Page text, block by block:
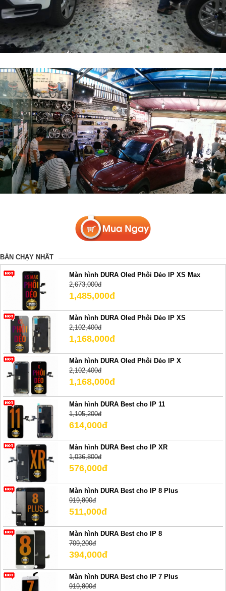
BÁN CHẠY NHẤT
Màn hình DURA Oled Phôi Dẻo IP XS Max
2,673,000đ
1,485,000đ
Màn hình DURA Oled Phôi Dẻo IP XS
2,102,400đ
1,168,000đ
Màn hình DURA Oled Phôi Dẻo IP X
2,102,400đ
1,168,000đ
Màn hình DURA Best cho IP 11
1,105,200đ
614,000đ
Màn hình DURA Best cho IP XR
1,036,800đ
576,000đ
Màn hình DURA Best cho IP 8 Plus
919,800đ
511,000đ
Màn hình DURA Best cho IP 8
709,200đ
394,000đ
Màn hình DURA Best cho IP 7 Plus
919,800đ